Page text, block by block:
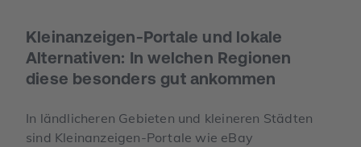
Kleinanzeigen-Portale und lokale
Alternativen: In welchen Regionen
diese besonders gut ankommen
In ländlicheren Gebieten und kleineren Städten
sind Kleinanzeigen-Portale wie eBay